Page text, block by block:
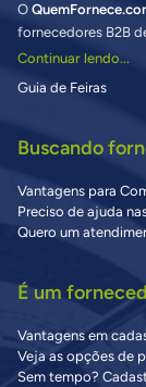
O
fornecedores B2B
Continuar lendo...
Guia de Feiras
Buscando
Vantagens para
Preciso de ajuda
Quero um
É um
Vantagens em
Veja as opções de
Sem tempo?